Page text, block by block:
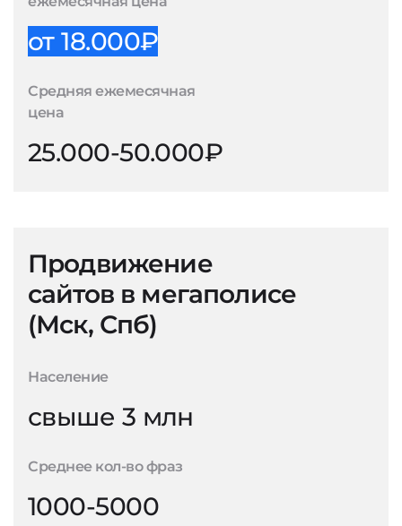
от 18.000₽
Средняя ежемесячная
цена
25.000-50.000₽
Продвижение
сайтов в мегаполисе
(Мск, Спб)
Население
свыше 3 млн
Среднее кол-во фраз
1000-5000